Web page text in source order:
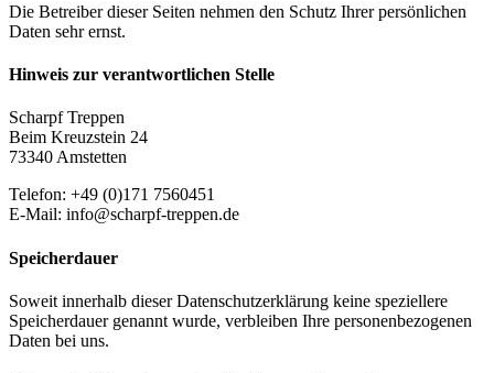
Die Betreiber dieser Seiten nehmen den Schutz Ihrer persönlichen
Daten sehr ernst.
Hinweis zur verantwortlichen Stelle
Scharpf Treppen
Beim Kreuzstein 24
73340 Amstetten
Telefon: +49 (0)171 7560451
E-Mail: info@scharpf-treppen.de
Speicherdauer
Soweit innerhalb dieser Datenschutzerklärung keine speziellere
Speicherdauer genannt wurde, verbleiben Ihre personenbezogenen
Daten bei uns.